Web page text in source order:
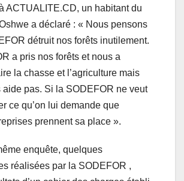
ACTUALITE.CD, un habitant du
a déclaré : « Nous pensons
détruit nos forêts inutilement.
a pris nos forêts et nous a
la chasse et l’agriculture mais
aide pas. Si la SODEFOR ne veut
ce qu’on lui demande que
prennent sa place ».
enquête, quelques
réalisées par la SODEFOR ,